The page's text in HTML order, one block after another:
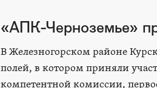
«АПК-Черноземье»
В Железногорском районе
полей, в котором приняли
компетентной комиссии,